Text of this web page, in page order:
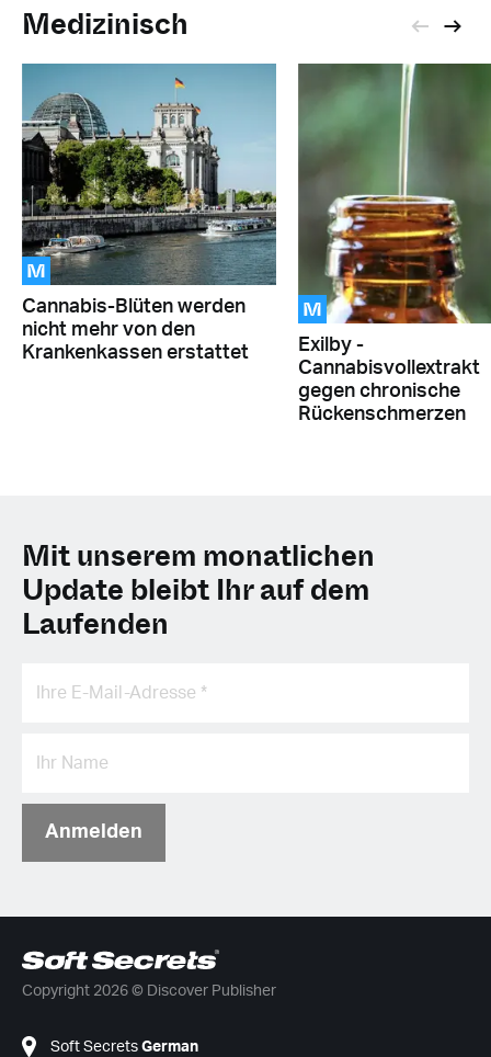
Medizinisch
M
Cannabis-Blüten werden
nicht mehr von den
Krankenkassen erstattet
M
Exilby -
Cannabisvollextrakt
gegen chronische
Rückenschmerzen
Mit unserem monatlichen
Update bleibt Ihr auf dem
Laufenden
Anmelden
Copyright 2026 © Discover Publisher
Soft Secrets German